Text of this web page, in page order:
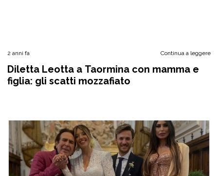
2 anni fa Continua a leggere
Diletta Leotta a Taormina con mamma e
figlia: gli scatti mozzafiato